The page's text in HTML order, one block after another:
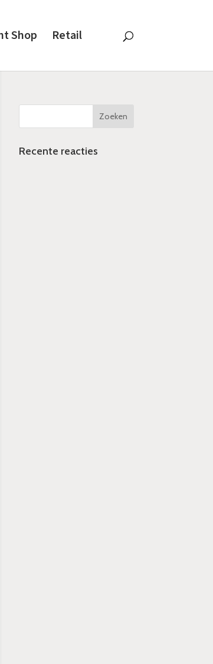
Shop Retail
Recente reacties